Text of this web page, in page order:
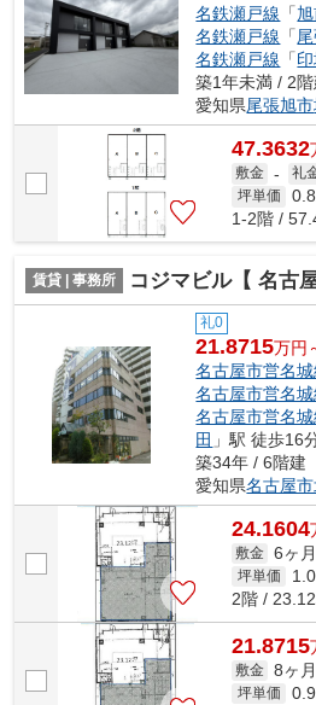
名鉄瀬戸線 「
名鉄瀬戸線 「
名鉄瀬戸線 「
築1年未満 / 2階
愛知県尾張旭市
47.3632
敷金 - 礼
坪単価
1-2階 /
賃貸 | 事務所 コジマビル【 名古屋の貸事
礼0
21.8715万円
名古屋市営名城
名古屋市営名城
名古屋市営名城
田 」駅 徒歩16
築34年 / 6階建
愛知県名古屋
24.1604
敷金 6ヶ月
坪単価
2階 /
21.8715
敷金 8ヶ月
坪単価